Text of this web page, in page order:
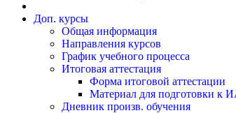
Доп. курсы
Общая информация
Направления курсов
График учебного процесса
Итоговая аттестация
Форма итоговой аттестации
Материал для подготовки к
Дневник произв. обучения